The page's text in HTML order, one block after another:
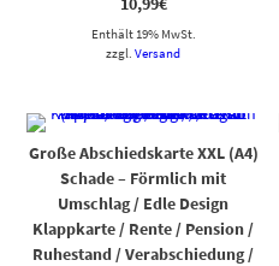
Enthält 19% MwSt.
zzgl.Versand
Große Abschiedskarte XXL (A4)
Schade – Förmlich mit
Umschlag / Edle Design
Klappkarte / Rente / Pension /
Ruhestand / Verabschiedung /